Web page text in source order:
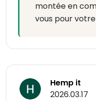
montée en
vous pour
Hemp it
2026.03.17